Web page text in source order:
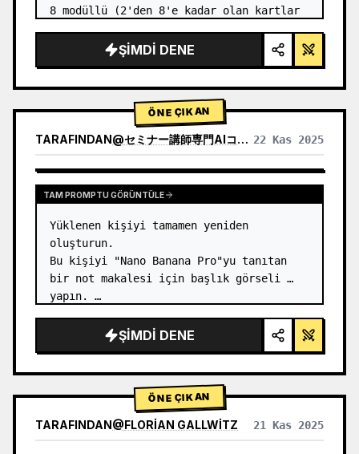
8 modüllü (2'den 8'e kadar olan kartlar
birinci sınıf likit cam Bento ızgara
ürün infografiğinin bir görüntüsünü
1) Ürün Analizi:
→…
ŞIMDI DENE
ÖNE ÇIKAN
TARAFINDAN@セミナー講師専門AIコンシェルジュ｜工藤 晶 22 Kas 2025
DIĞER MODELLERIN SONUÇLARINI GÖRÜNTÜLE
TAM PROMPTU GÖRÜNTÜLE
Yüklenen kişiyi tamamen yeniden
oluşturun.
Bu kişiyi "Nano Banana Pro"yu tanıtan
bir not makalesi için başlık görseli
yapın. …
ŞIMDI DENE
ÖNE ÇIKAN
TARAFINDAN@FLORIAN GALLWITZ 21 Kas 2025